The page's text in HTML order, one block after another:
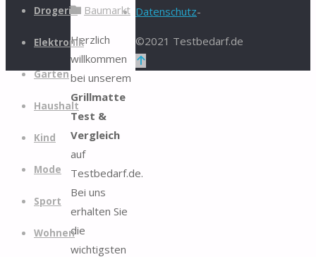
springenDrogerie
Elektronik
Garten
Haushalt
Kind
Mode
Sport
Wohnen
Baumarkt
Herzlich
willkommen
bei unserem
Grillmatte
Test &
Vergleich
auf
Testbedarf.de.
Bei uns
erhalten Sie
die
wichtigsten
Datenschutz-
©2021 Testbedarf.de
Zurück